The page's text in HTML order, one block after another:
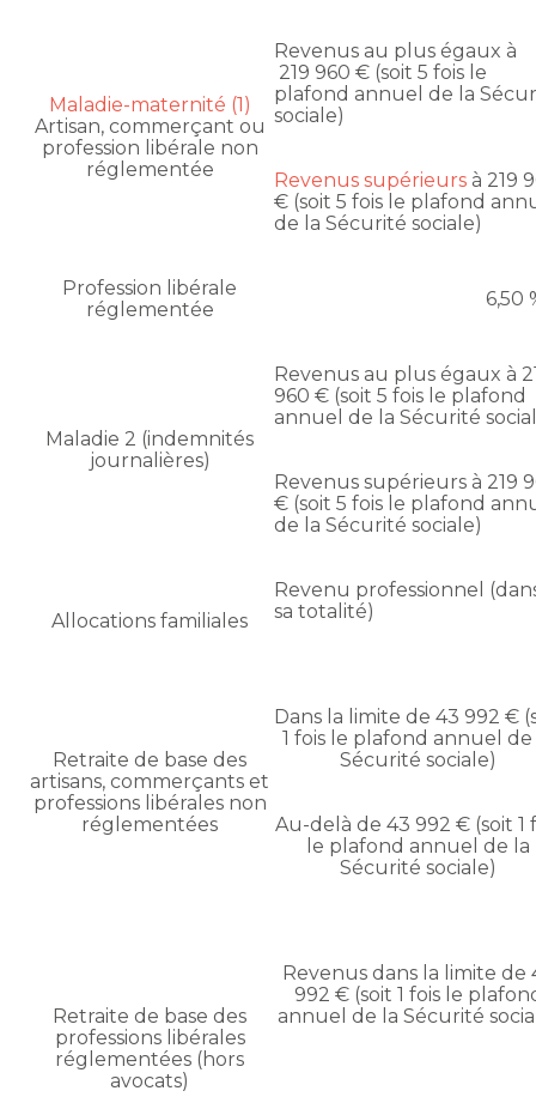
Maladie-maternité (1)
Artisan, commerçant ou
profession libérale non
réglementée
Revenus au plus égaux à
219 960 € (soit 5 fois le
plafond annuel de la
sociale)
Revenus supérieurs à 219
€ (soit 5 fois le plafond
de la Sécurité sociale)
Profession libérale
réglementée
6,50
Maladie 2 (indemnités
journalières)
Revenus au plus égaux à
960 € (soit 5 fois le plafond
annuel de la Sécurité
Revenus supérieurs à 219
€ (soit 5 fois le plafond
de la Sécurité sociale)
Allocations familiales
Revenu professionnel
sa totalité)
Retraite de base des
artisans, commerçants et
professions libérales non
réglementées
Dans la limite de 43 992 €
1 fois le plafond annuel de
Sécurité sociale)
Au-delà de 43 992 € (soit 1
le plafond annuel de la
Sécurité sociale)
Retraite de base des
professions libérales
réglementées (hors
avocats)
Revenus dans la limite de
992 € (soit 1 fois le
annuel de la Sécurité